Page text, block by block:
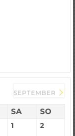
SEPTEMBER
SA SO
1 2